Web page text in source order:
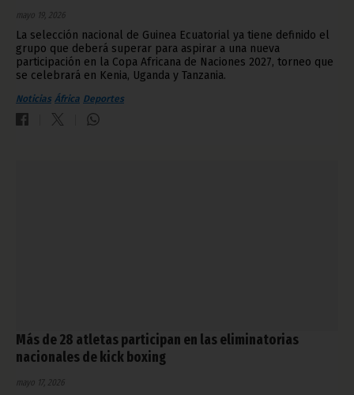
mayo 19, 2026
La selección nacional de Guinea Ecuatorial ya tiene definido el
grupo que deberá superar para aspirar a una nueva
participación en la Copa Africana de Naciones 2027, torneo que
se celebrará en Kenia, Uganda y Tanzania.
Noticias África Deportes
Más de 28 atletas participan en las eliminatorias
nacionales de kick boxing
mayo 17, 2026